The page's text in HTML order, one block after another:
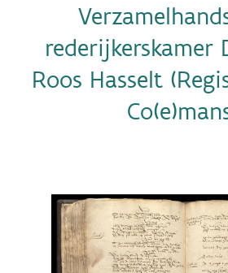
rederijkerskamer
Roos Hasselt